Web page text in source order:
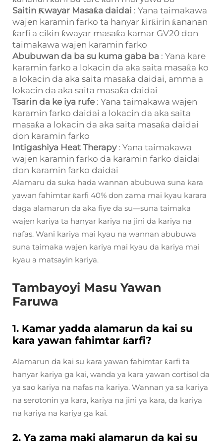
Saitin Ƙwayar Masaƙa daidai : Yana taimakawa
wajen karamin farko ta hanyar ƙirƙirin ƙananan
ƙarfi a cikin ƙwayar masaƙa kamar GV20 don
taimakawa wajen karamin farko
Abubuwan da ba su kuma gaba ba : Yana kare
karamin farko a lokacin da aka saita masaƙa ko
a lokacin da aka saita masaƙa daidai, amma a
lokacin da aka saita masaƙa daidai
Tsarin da ke iya rufe : Yana taimakawa wajen
karamin farko daidai a lokacin da aka saita
masaƙa a lokacin da aka saita masaƙa daidai
don karamin farko
Intigashiya Heat Therapy : Yana taimakawa
wajen karamin farko da karamin farko daidai
don karamin farko daidai
Alamaru da suka hada wannan abubuwa suna kara
yawan fahimtar ƙarfi 40% don zama mai kyau karara
daga alamarun da aka fiye da su—suna taimaka
wajen kariya ta hanyar kariya na jini da kariya na
nafas. Wani kariya mai kyau na wannan abubuwa
suna taimaka wajen kariya mai kyau da kariya mai
kyau a matsayin kariya.
Tambayoyi Masu Yawan
Faruwa
1. Kamar yadda alamarun da kai su
kara yawan fahimtar ƙarfi?
Alamarun da kai su kara yawan fahimtar ƙarfi ta
hanyar kariya ga kai, wanda ya kara yawan cortisol da
ya sao kariya na nafas na kariya. Wannan ya sa kariya
na serotonin ya kara, kariya na jini ya kara, da kariya
na kariya na kariya ga kai.
2. Ya zama maki alamarun da kai su